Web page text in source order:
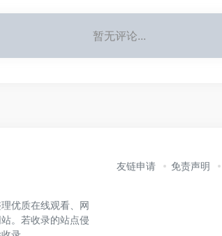
暂无评论...
优质在线观看、网
。若收录的站点侵
友链申请 免责声明